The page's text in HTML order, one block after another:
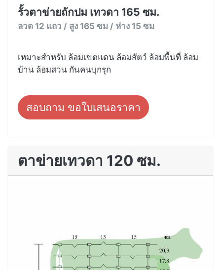
รั้วตาข่ายถักปม เทวดา 165 ซม.
ลวด 12 แถว / สูง 165 ซม / ห่าง 15 ซม
เหมาะสำหรับ ล้อมเขตแดน ล้อมสัตว์ ล้อมพื้นที่ ล้อม
บ้าน ล้อมสวน กันคนบุกรุก
สอบถาม ขอใบเสนอราคา
ตาข่ายเทวดา 120 ซม.